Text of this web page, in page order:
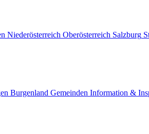
Niederösterreich Oberösterreich Salzburg
Burgenland Gemeinden Information &